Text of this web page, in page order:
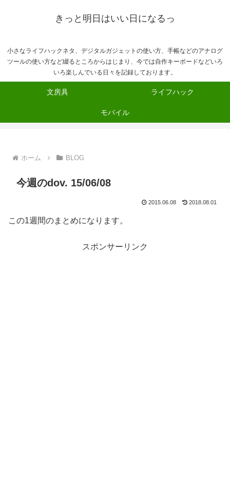
きっと明日はいい日になるっ
小さなライフハックネタ、デジタルガジェットの使い方、手帳などのアナログ
ツールの使い方など綴るところからはじまり、今では自作キーボードなどいろ
いろ楽しんでいる日々を記録しております。
文房具 ライフハック
モバイル
ホーム BLOG
今週のdov. 15/06/08
2015.06.08 2018.08.01
この1週間のまとめになります。
スポンサーリンク